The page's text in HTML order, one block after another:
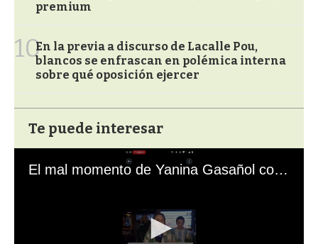
premium
10En la previa a discurso de Lacalle Pou,
blancos se enfrascan en polémica interna
sobre qué oposición ejercer
Te puede interesar
El mal momento de Yanina Gasañol con un hincha argentino en "Subrayado"